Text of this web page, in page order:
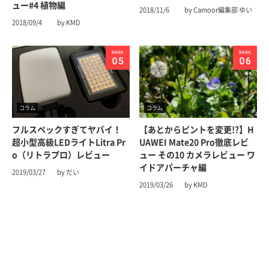
ュー#4 植物編
2018/09/4 by KMD
2018/11/6 by Camoor編集部 ゆい
コラム
フルスペックすぎてヤバイ！
超小型高級LEDライトLitra Pr
o（リトラプロ）レビュー
2019/03/27 by だい
コラム
【あとからピントを変更!?】H
UAWEI Mate20 Pro徹底レビ
ュー その10 カメラレビュー ワ
イドアパーチャ編
2019/03/26 by KMD